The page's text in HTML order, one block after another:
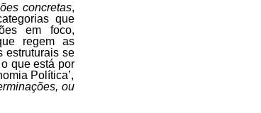
concretas,
que
em foco,
regem as
estruturais se
que está por
Política’,
ou